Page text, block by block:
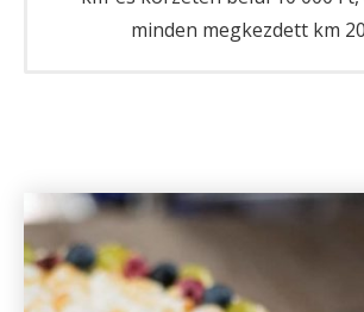
minden megkezdett km